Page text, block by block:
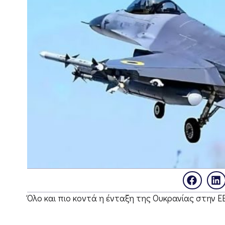
Όλο και πιο κοντά η ένταξη της Ουκρανίας στην